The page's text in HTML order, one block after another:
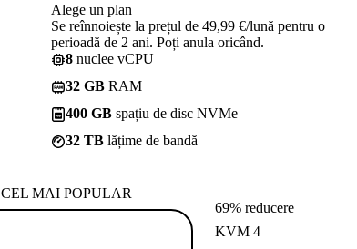
Alege un plan
Se reînnoiește la prețul de 49,99 €/lună pentru o
perioadă de 2 ani. Poți anula oricând.
8 nuclee vCPU
32 GB RAM
400 GB spațiu de disc NVMe
32 TB lățime de bandă
CEL MAI POPULAR
69% reducere
KVM 4